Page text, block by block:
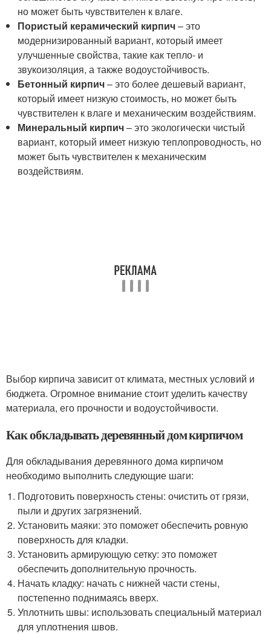
но может быть чувствителен к влаге.
Пористый керамический кирпич– это
модернизированный вариант, который имеет
улучшенные свойства, такие как тепло- и
звукоизоляция, а также водоустойчивость.
Бетонный кирпич– это более дешевый вариант,
который имеет низкую стоимость, но может быть
чувствителен к влаге и механическим воздействиям.
Минеральный кирпич– это экологически чистый
вариант, который имеет низкую теплопроводность, но
может быть чувствителен к механическим
воздействиям.
Выбор кирпича зависит от климата, местных условий и
бюджета. Огромное внимание стоит уделить качеству
материала, его прочности и водоустойчивости.
Как обкладывать деревянный дом кирпичом
Для обкладывания деревянного дома кирпичом
необходимо выполнить следующие шаги:
Подготовить поверхность стены: очистить от грязи,
пыли и других загрязнений.
Установить маяки: это поможет обеспечить ровную
поверхность для кладки.
Установить армирующую сетку: это поможет
обеспечить дополнительную прочность.
Начать кладку: начать с нижней части стены,
постепенно поднимаясь вверх.
Уплотнить швы: использовать специальный материал
для уплотнения швов.